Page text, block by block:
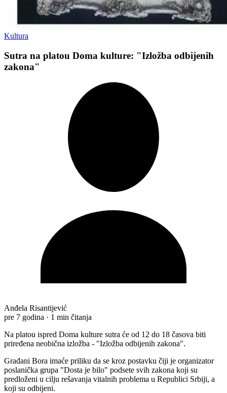
Kultura
Sutra na platou Doma kulture: "Izložba odbijenih
zakona"
Anđela Risantijević
pre 7 godina · 1 min čitanja
Na platou ispred Doma kulture sutra će od 12 do 18 časova biti
priređena neobična izložba - "Izložba odbijenih zakona".
Građani Bora imaće priliku da se kroz postavku čiji je organizator
poslanička grupa "Dosta je bilo" podsete svih zakona koji su
predloženi u cilju rešavanja vitalnih problema u Republici Srbiji, a
koji su odbijeni.